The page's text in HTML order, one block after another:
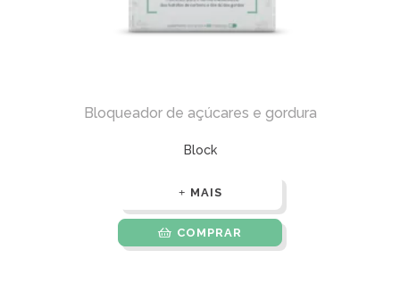
Bloqueador de açúcares e gordura
Block
MAIS
COMPRAR